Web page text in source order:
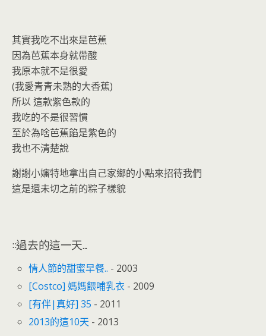
其實我吃不出來是芭蕉
因為芭蕉本身就帶酸
我原本就不是很愛
(我愛青青未熟的大香蕉)
所以 這款紫色款的
我吃的不是很習慣
至於為啥芭蕉餡是紫色的
我也不清楚說
謝謝小嬸特地拿出自己家鄉的小點來招待我們
這是還未切之前的粽子樣貌
::過去的這一天...
情人節的甜蜜早餐.. - 2003
[Costco] 媽媽餵哺乳衣 - 2009
[有伴|真好] 35 - 2011
2013的這10天 - 2013